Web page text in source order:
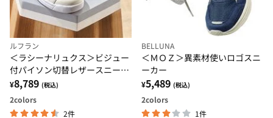
ルフラン
＜ラシーナリュクス＞ビジュー
付パイソン切替レザースニーカ
ー
¥8,789 (税込)
2colors
2件
BELLUNA
＜ＭＯＺ＞異素材使いロゴスニ
ーカー
¥5,489 (税込)
2colors
1件